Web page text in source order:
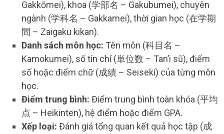
Gakkōmei), khoa (学部名 – Gakubumei), chuyên
ngành (学科名 – Gakkamei), thời gian học (在学期
間 – Zaigaku kikan).
Danh sách môn học: Tên môn (科目名 –
Kamokumei), số tín chỉ (単位数 – Tan’i sū), điểm
số hoặc điểm chữ (成績 – Seiseki) của từng môn
học.
Điểm trung bình: Điểm trung bình toàn khóa (平均
点 – Heikinten), hệ điểm hoặc điểm GPA.
Xếp loại: Đánh giá tổng quan kết quả học tập (成